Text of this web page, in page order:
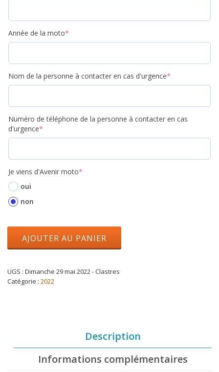
Année de la moto*
Nom de la personne à contacter en cas d'urgence*
Numéro de téléphone de la personne à contacter en cas
d'urgence*
Je viens d'Avenir moto*
oui
non
AJOUTER AU PANIER
UGS : Dimanche 29 mai 2022 - Clastres
Catégorie : 2022
Description
Informations complémentaires